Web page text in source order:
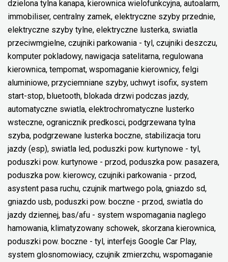
dzielona tylna kanapa, kierownica wielofunkcyjna, autoalarm,
immobiliser, centralny zamek, elektryczne szyby przednie,
elektryczne szyby tylne, elektryczne lusterka, swiatla
przeciwmgielne, czujniki parkowania - tyl, czujniki deszczu,
komputer pokladowy, nawigacja satelitarna, regulowana
kierownica, tempomat, wspomaganie kierownicy, felgi
aluminiowe, przyciemniane szyby, uchwyt isofix, system
start-stop, bluetooth, blokada drzwi podczas jazdy,
automatyczne swiatla, elektrochromatyczne lusterko
wsteczne, ogranicznik predkosci, podgrzewana tylna
szyba, podgrzewane lusterka boczne, stabilizacja toru
jazdy (esp), swiatla led, poduszki pow. kurtynowe - tyl,
poduszki pow. kurtynowe - przod, poduszka pow. pasazera,
poduszka pow. kierowcy, czujniki parkowania - przod,
asystent pasa ruchu, czujnik martwego pola, gniazdo sd,
gniazdo usb, poduszki pow. boczne - przod, swiatla do
jazdy dziennej, bas/afu - system wspomagania naglego
hamowania, klimatyzowany schowek, skorzana kierownica,
poduszki pow. boczne - tyl, interfejs Google Car Play,
system glosnomowiacy, czujnik zmierzchu, wspomaganie